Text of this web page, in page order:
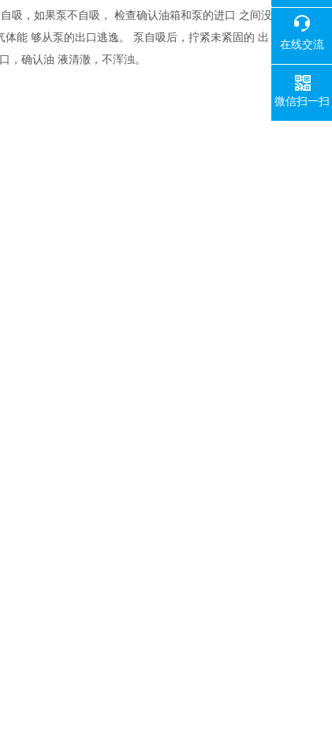
吸，如果泵不自吸， 检查确认油箱和泵的进口 之间没
能 够从泵的出口逃逸。 泵自吸后，拧紧未紧固的 出
，确认油 液清澈，不浑浊。
在线交流
微信扫一扫